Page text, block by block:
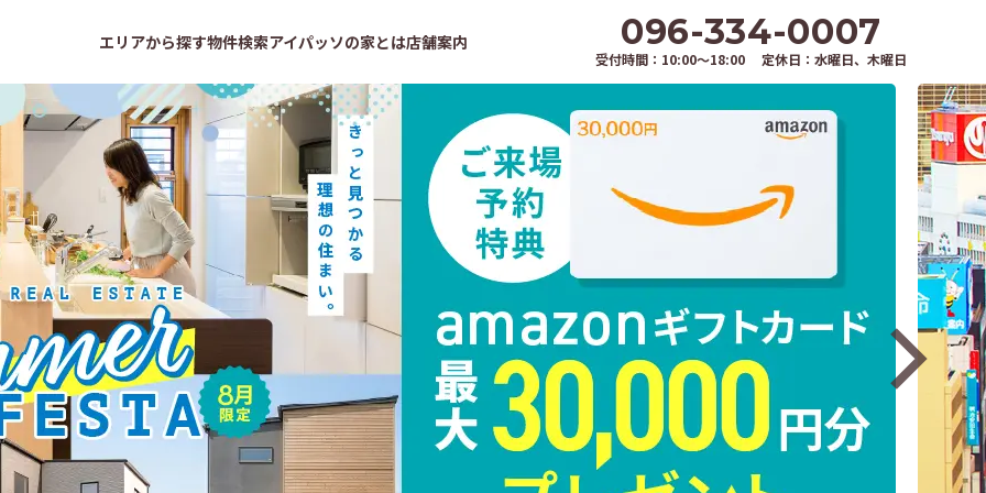
の新築建売・一戸建て、土地情報はサンタ不動産｜アイパッソの家(i-passo)
エリアから探す物件検索アイパッソの家とは店舗案内 096-334-0007
受付時間：10:00～18:00 定休日：水曜日、木曜日